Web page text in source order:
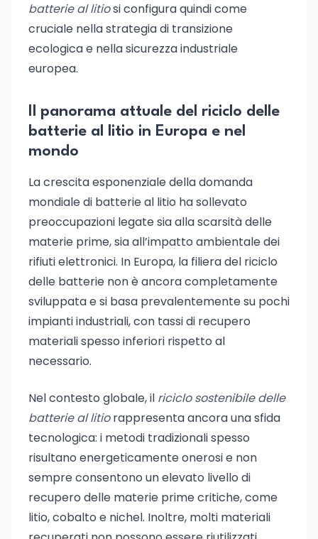
batterie al litiosi configura quindi come
cruciale nella strategia di transizione
ecologica e nella sicurezza industriale
europea.
Il panorama attuale del riciclo delle
batterie al litio in Europa e nel
mondo
La crescita esponenziale della domanda
mondiale di batterie al litio ha sollevato
preoccupazioni legate sia alla scarsità delle
materie prime, sia all’impatto ambientale dei
rifiuti elettronici. In Europa, la filiera del riciclo
delle batterie non è ancora completamente
sviluppata e si basa prevalentemente su pochi
impianti industriali, con tassi di recupero
materiali spesso inferiori rispetto al
necessario.
Nel contesto globale, il riciclo sostenibile delle
batterie al litiorappresenta ancora una sfida
tecnologica: i metodi tradizionali spesso
risultano energeticamente onerosi e non
sempre consentono un elevato livello di
recupero delle materie prime critiche, come
litio, cobalto e nichel. Inoltre, molti materiali